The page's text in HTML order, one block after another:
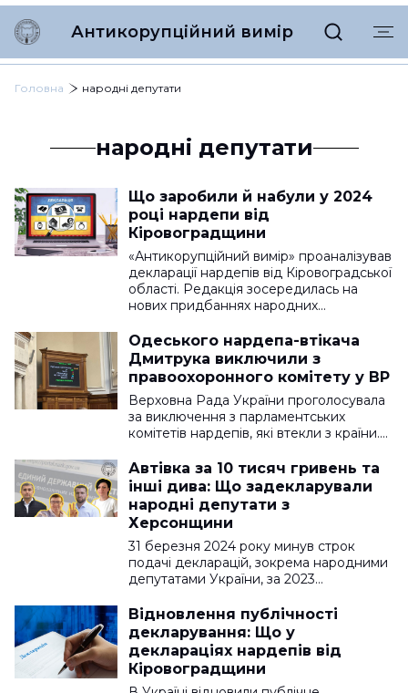
Антикорупційний вимір
Головна народні депутати
народні депутати
Що заробили й набули у 2024
році нардепи від
Кіровоградщини
«Антикорупційний вимір» проаналізував
декларації нардепів від Кіровоградської
області. Редакція зосередилась на
нових придбаннях народних…
Одеського нардепа-втікача
Дмитрука виключили з
правоохоронного комітету у ВР
Верховна Рада України проголосувала
за виключення з парламентських
комітетів нардепів, які втекли з країни.…
Автівка за 10 тисяч гривень та
інші дива: Що задекларували
народні депутати з
Херсонщини
31 березня 2024 року минув строк
подачі декларацій, зокрема народними
депутатами України, за 2023…
Відновлення публічності
декларування: Що у
деклараціях нардепів від
Кіровоградщини